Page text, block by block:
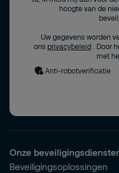
hoogte van de
Uw gegevens worden
ons privacybeleid
. Door
met
Anti-robotverificatie
Onze
Beveiligingsoplossingen